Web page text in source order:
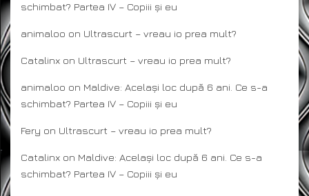
schimbat? Partea IV – Copiii și eu
animaloo on Ultrascurt – vreau io prea mult?
Catalinx on Ultrascurt – vreau io prea mult?
animaloo on Maldive: Același loc după 6 ani. Ce s-a
schimbat? Partea IV – Copiii și eu
Fery on Ultrascurt – vreau io prea mult?
Catalinx on Maldive: Același loc după 6 ani. Ce s-a
schimbat? Partea IV – Copiii și eu